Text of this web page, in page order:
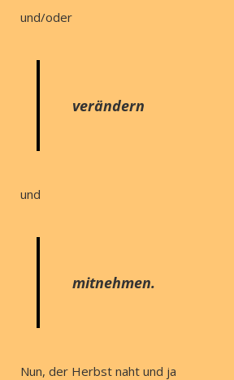
und/oder
verändern
und
mitnehmen.
Nun, der Herbst naht und ja